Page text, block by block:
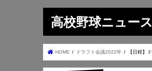
高校野球ニュー
HOME ドラフト会議2022年 【日程】